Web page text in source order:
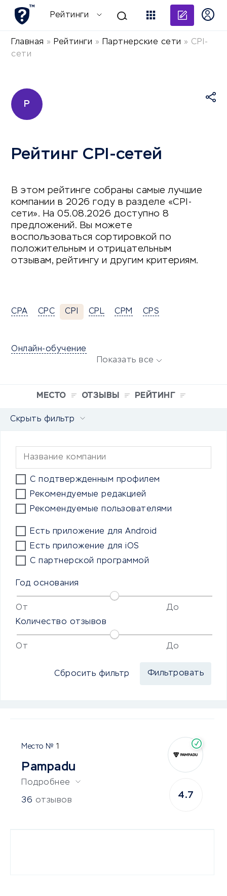
Рейтинги
Главная » Рейтинги » Партнерские сети » CPI-
сети
Р
Рейтинг CPI-сетей
В этом рейтинге собраны самые лучшие
компании в 2026 году в разделе «CPI-
сети». На 05.08.2026 доступно 8
предложений. Вы можете
воспользоваться сортировкой по
положительным и отрицательным
отзывам, рейтингу и другим критериям.
CPA CPC CPI CPL CPM CPS
Онлайн-обучение
Показать все
МЕСТО ОТЗЫВЫ РЕЙТИНГ
Скрыть фильтр
С подтвержденным профилем
Рекомендуемые редакцией
Рекомендуемые пользователями
Есть приложение для Android
Есть приложение для iOS
С партнерской программой
Год основания
От
До
Количество отзывов
От До
Сбросить фильтр
1
Pampadu
Подробнее
36 отзывов
4.7